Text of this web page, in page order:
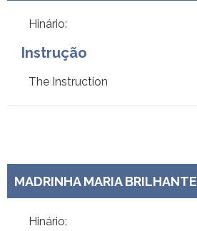
Hinário:
Instrução
The Instruction
MADRINHA MARIA BRILHANTE
Hinário: